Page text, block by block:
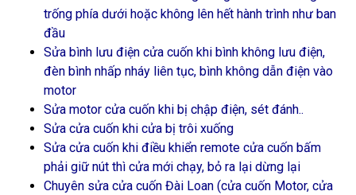
trống phía dưới hoặc không lên hết hành trình như ban
đầu
Sửa bình lưu điện cửa cuốn khi bình không lưu điện,
đèn bình nhấp nháy liên tục, bình không dẫn điện vào
motor
Sửa motor cửa cuốn khi bị chập điện, sét đánh..
Sửa cửa cuốn khi cửa bị trôi xuống
Sửa cửa cuốn khi điều khiển remote cửa cuốn bấm
phải giữ nút thì cửa mới chạy, bỏ ra lại dừng lại
Chuyên sửa cửa cuốn Đài Loan (cửa cuốn Motor, cửa